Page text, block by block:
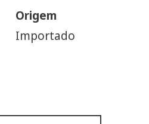
Origem
Importado